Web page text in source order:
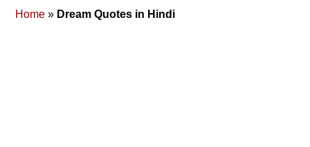
Home » Dream Quotes in Hindi